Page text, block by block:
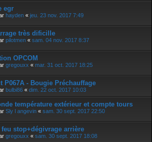
egr
hayden « jeu. 23 nov. 2017 7:49
très dificille
pilotmen « sam. 04 nov. 2017 8:37
OPCOM
gregouxx « mar. 31 oct. 2017 18:25
P067A - Bougie Préchauffage
bulbi86 « dim. 22 oct. 2017 10:03
température extérieur et compte tours
Sly l angevin « sam. 30 sept. 2017 22:50
feu stop+dégivrage arrière
gregouxx « sam. 30 sept. 2017 18:08